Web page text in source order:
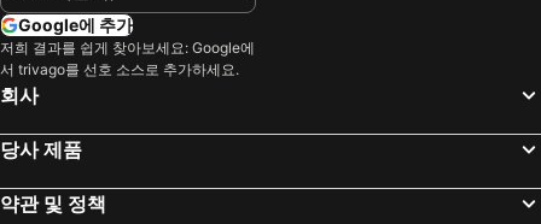
Google에 추가
저희 결과를 쉽게 찾아보세요: Google에
서 trivago를 선호 소스로 추가하세요.
회사
당사 제품
약관 및 정책